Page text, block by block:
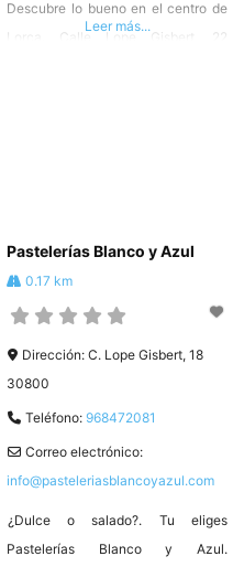
Descubre lo bueno en el centro de
Lorca. Calle Lope Gisbert, 22
Leer más...
Pastelerías Blanco y Azul
0.17 km
Dirección: C. Lope Gisbert, 18
30800
Teléfono: 968472081
Correo electrónico:
info@pasteleriasblancoyazul.com
¿Dulce o salado?. Tu eliges
Pastelerías Blanco y Azul.